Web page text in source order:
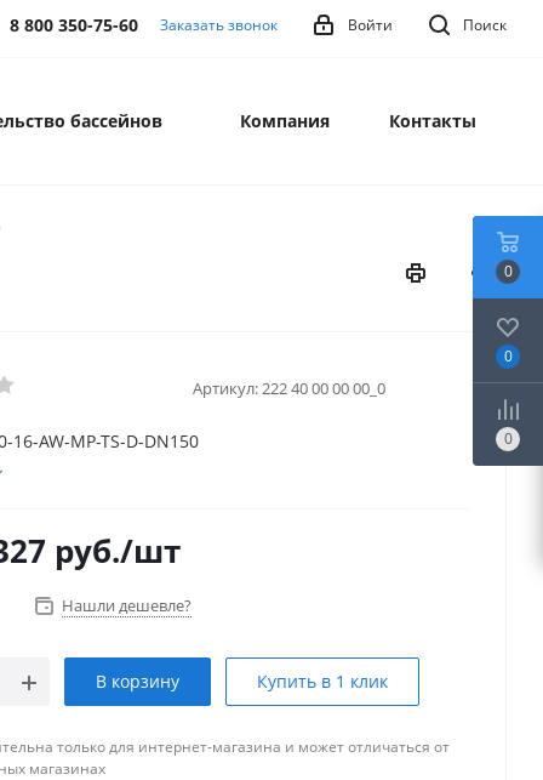
Поиск
Войти
8 800 350-75-60 Заказать звонок
бассейнов Компания Контакты
Артикул: 222 40 00 00 00_0
16-AW-MP-TS-D-DN150
руб./шт
Нашли дешевле?
В корзину Купить в 1 клик
только для интернет-магазина и может отличаться от
магазинах
0
0
0